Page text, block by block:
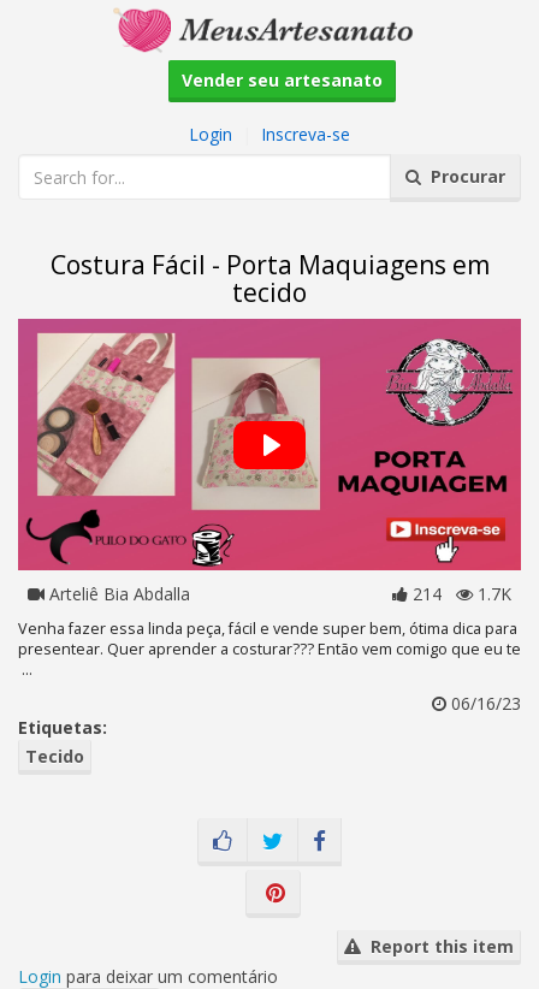
Vender seu artesanato
Login
Inscreva-se
Procurar
Costura Fácil - Porta Maquiagens em
tecido
Arteliê Bia Abdalla 214 1.7K
Venha fazer essa linda peça, fácil e vende super bem, ótima dica para
presentear. Quer aprender a costurar??? Então vem comigo que eu te
...
06/16/23
Etiquetas:
Tecido
Report this item
Login para deixar um comentário